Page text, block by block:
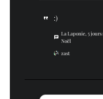
:)
La Laponie, 5
Noël
zast